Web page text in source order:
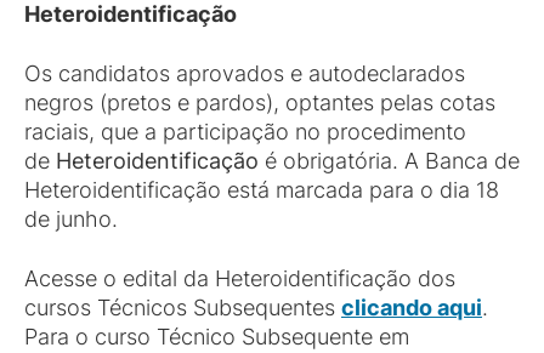
Heteroidentificação
Os candidatos aprovados e autodeclarados
negros (pretos e pardos), optantes pelas cotas
raciais, que a participação no procedimento
de Heteroidentificação é obrigatória. A Banca de
Heteroidentificação está marcada para o dia 18
de junho.
Acesse o edital da Heteroidentificação dos
cursos Técnicos Subsequentes clicando aqui.
Para o curso Técnico Subsequente em